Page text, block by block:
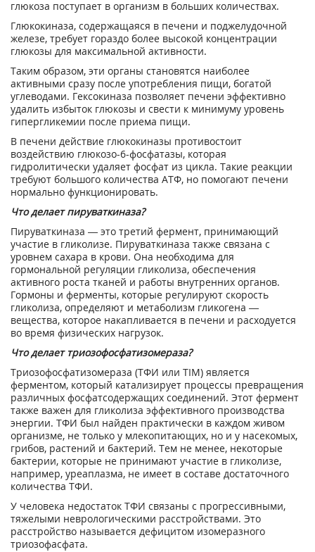
глюкоза поступает в организм в больших количествах.
Глюкокиназа, содержащаяся в печени и поджелудочной
железе, требует гораздо более высокой концентрации
глюкозы для максимальной активности.
Таким образом, эти органы становятся наиболее
активными сразу после употребления пищи, богатой
углеводами. Гексокиназа позволяет печени эффективно
удалить избыток глюкозы и свести к минимуму уровень
гипергликемии после приема пищи.
В печени действие глюкокиназы противостоит
воздействию глюкозо-6-фосфатазы, которая
гидролитически удаляет фосфат из цикла. Такие реакции
требуют большого количества АТФ, но помогают печени
нормально функционировать.
Что делает пируваткиназа?
Пируваткиназа — это третий фермент, принимающий
участие в гликолизе. Пируваткиназа также связана с
уровнем сахара в крови. Она необходима для
гормональной регуляции гликолиза, обеспечения
активного роста тканей и работы внутренних органов.
Гормоны и ферменты, которые регулируют скорость
гликолиза, определяют и метаболизм гликогена —
вещества, которое накапливается в печени и расходуется
во время физических нагрузок.
Что делает триозофосфатизомераза?
Триозофосфатизомераза (ТФИ или TIM) является
ферментом, который катализирует процессы превращения
различных фосфатсодержащих соединений. Этот фермент
также важен для гликолиза эффективного производства
энергии. ТФИ был найден практически в каждом живом
организме, не только у млекопитающих, но и у насекомых,
грибов, растений и бактерий. Тем не менее, некоторые
бактерии, которые не принимают участие в гликолизе,
например, уреаплазма, не имеет в составе достаточного
количества ТФИ.
У человека недостаток ТФИ связаны с прогрессивными,
тяжелыми неврологическими расстройствами. Это
расстройство называется дефицитом изомеразного
триозофасфата.